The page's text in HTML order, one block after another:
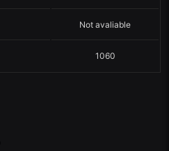
Not avaliable
1060